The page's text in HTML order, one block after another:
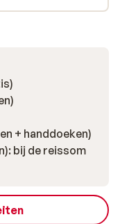
+ handdoeken)
bij de reissom